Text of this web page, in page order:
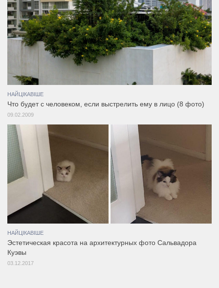
НАЙЦІКАВІШЕ
Что будет с человеком, если выстрелить ему в лицо (8 фото)
09.02.2009
НАЙЦІКАВІШЕ
Эстетическая красота на архитектурных фото Сальвадора
Куэвы
03.12.2017